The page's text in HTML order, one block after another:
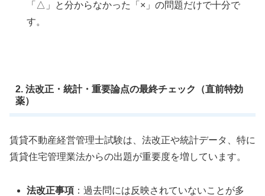
「△」と分からなかった「×」の問題だけで十分で
す。
2. 法改正・統計・重要論点の最終チェック（直前特効
薬）
賃貸不動産経営管理士試験は、法改正や統計データ、特に
賃貸住宅管理業法からの出題が重要度を増しています。
法改正事項 ：過去問には反映されていないことが多